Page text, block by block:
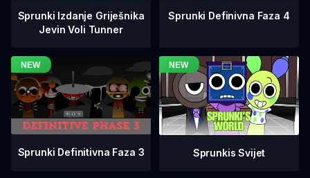
Sprunki Izdanje Griješnika
Jevin Voli Tunner
Sprunki Definivna Faza 4
Sprunki Definitivna Faza 3 Sprunkis Svijet